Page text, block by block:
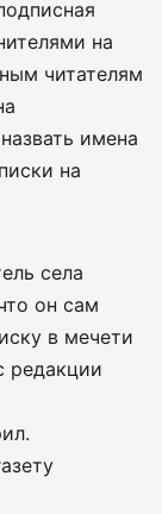
на
читателям
имена
на
села
он сам
в мечети
редакции